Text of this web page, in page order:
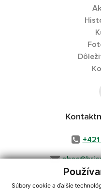
Súbory cookie a ďalšie